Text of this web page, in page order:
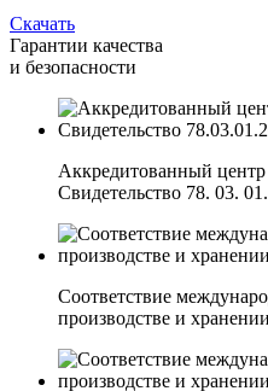
Скачать
Гарантии качества
и безопасности
Аккредитованный центр
Свидетельство 78. 03.
Соответствие
производстве и